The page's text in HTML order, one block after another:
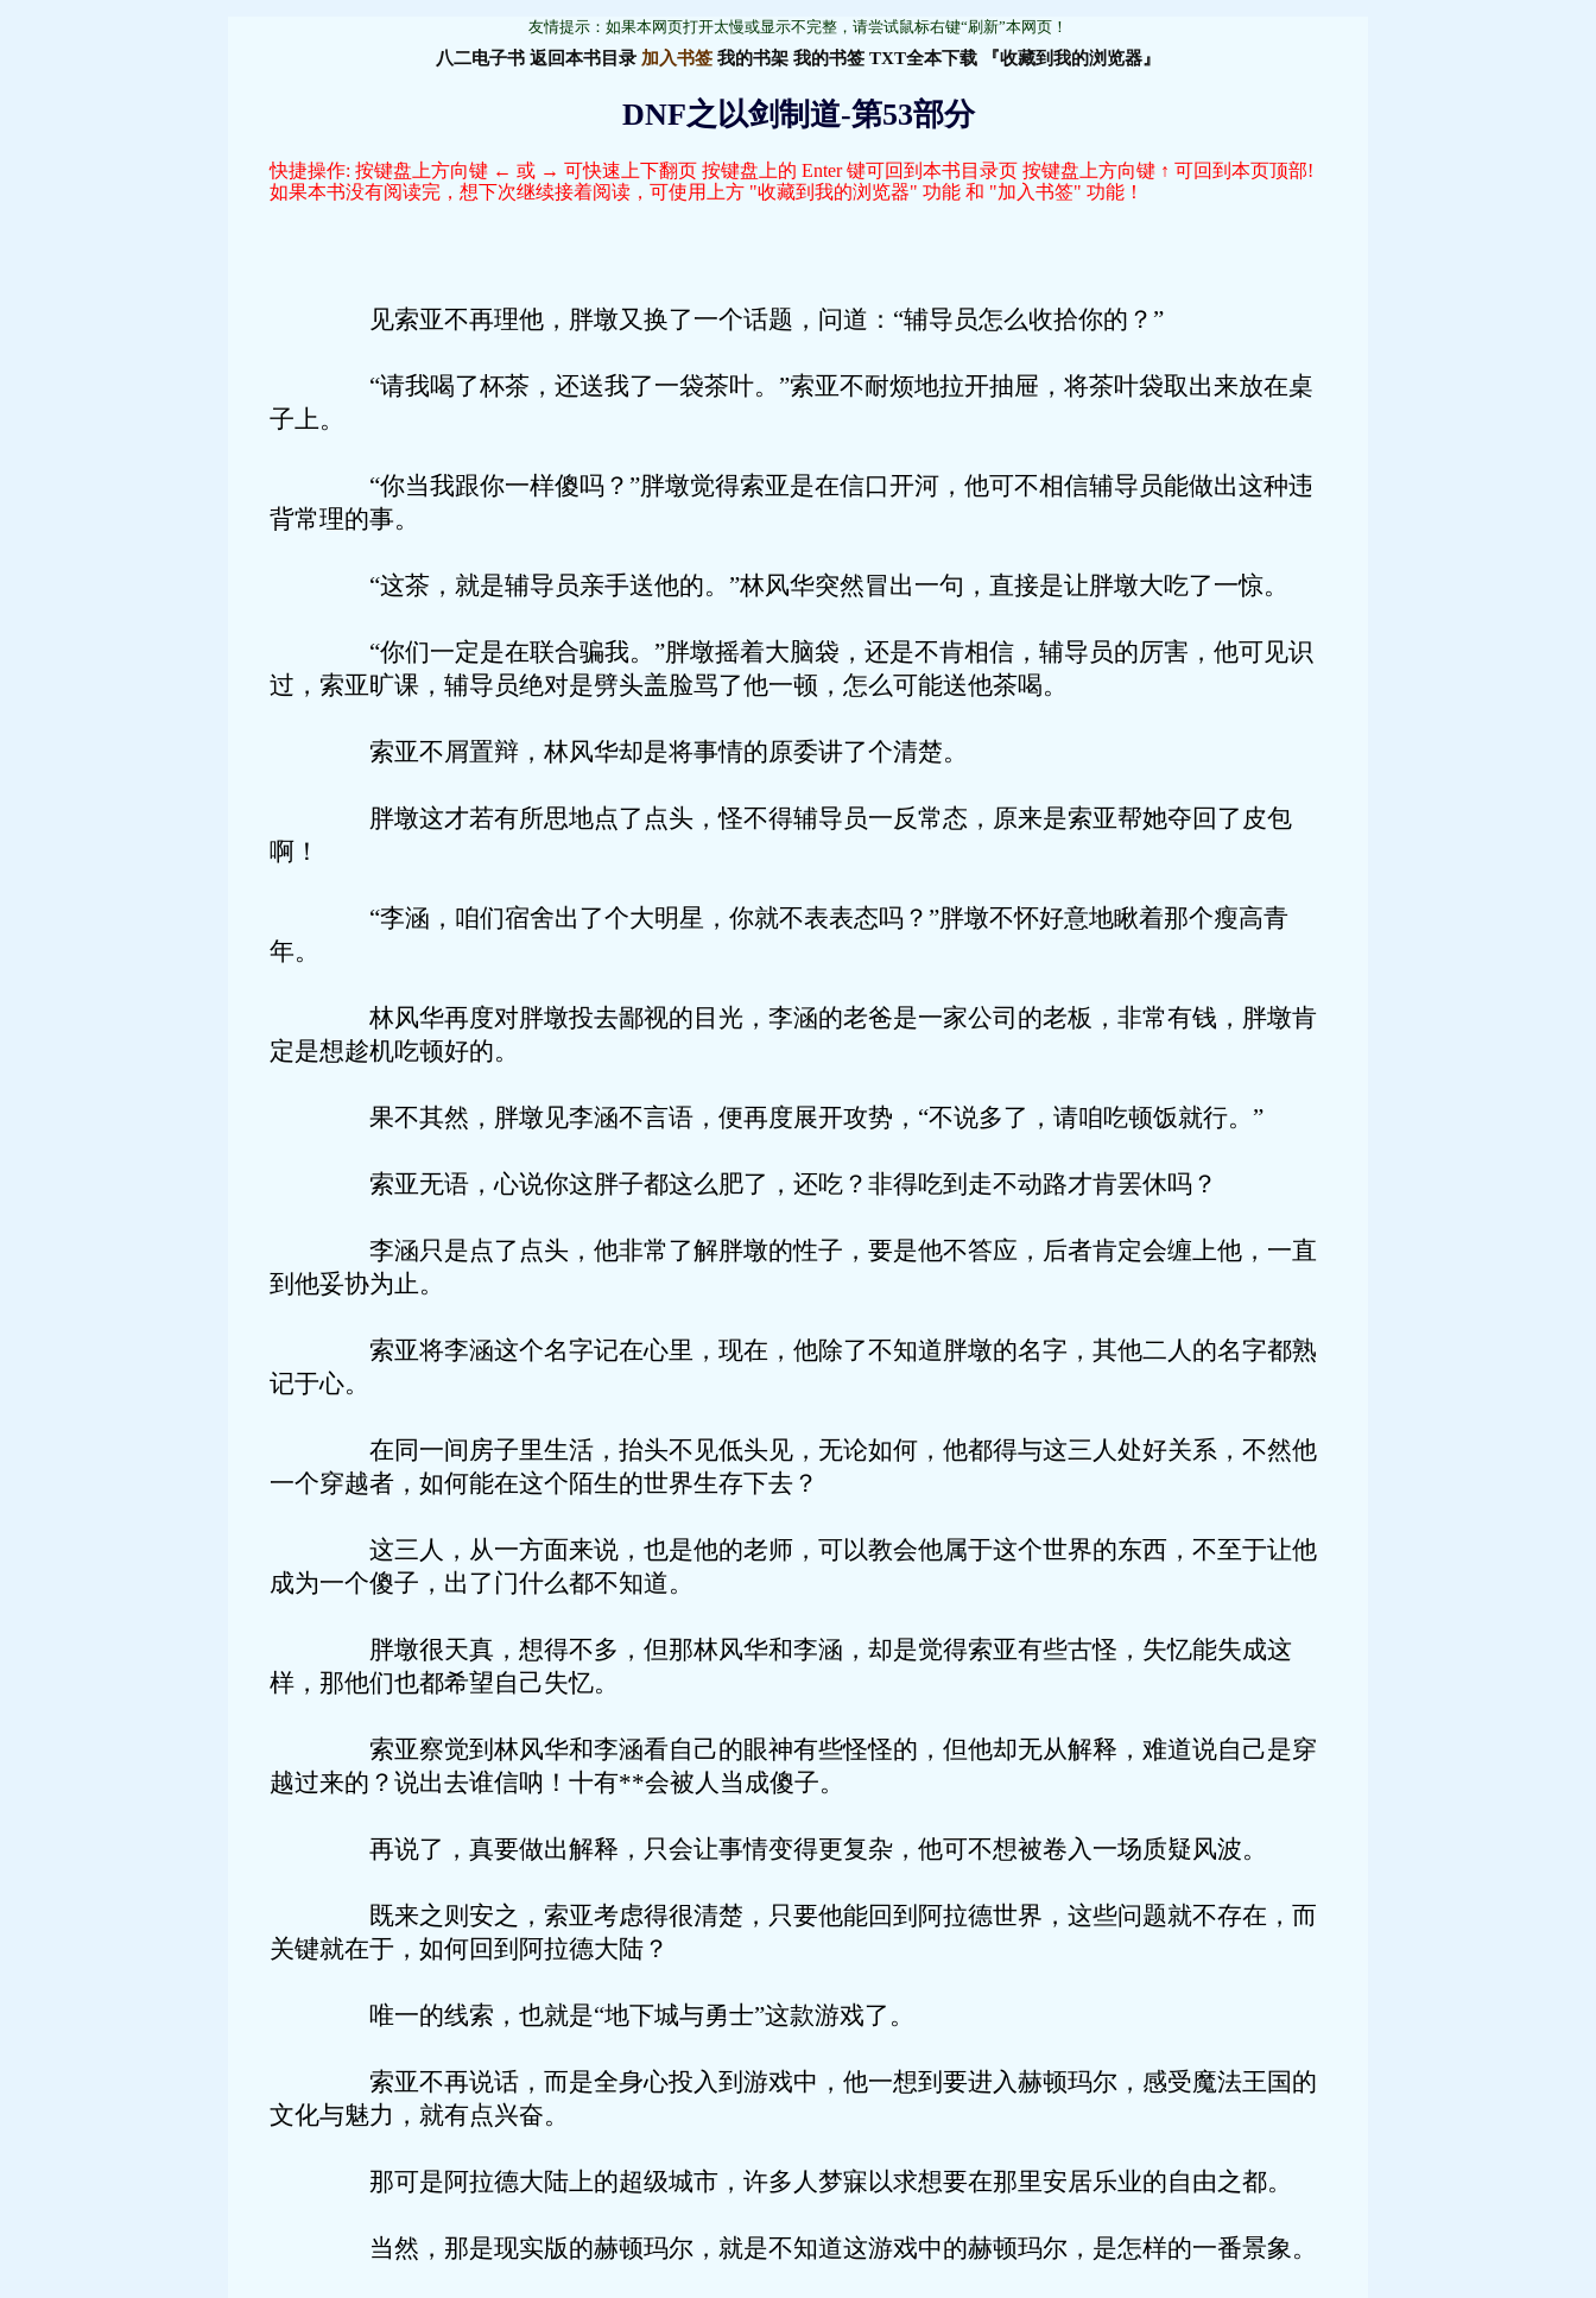
友情提示：如果本网页打开太慢或显示不完整，请尝试鼠标右键“刷新”本网页！
八二电子书 返回本书目录 加入书签 我的书架 我的书签 TXT全本下载 『收藏到我的浏览器』
DNF之以剑制道-第53部分
快捷操作: 按键盘上方向键 ← 或 → 可快速上下翻页 按键盘上的 Enter 键可回到本书目录页 按键盘上方向键 ↑ 可回到本页顶部!
如果本书没有阅读完，想下次继续接着阅读，可使用上方 "收藏到我的浏览器" 功能 和 "加入书签" 功能！
见索亚不再理他，胖墩又换了一个话题，问道：“辅导员怎么收拾你的？”
“请我喝了杯茶，还送我了一袋茶叶。”索亚不耐烦地拉开抽屉，将茶叶袋取出来放在桌
子上。
“你当我跟你一样傻吗？”胖墩觉得索亚是在信口开河，他可不相信辅导员能做出这种违
背常理的事。
“这茶，就是辅导员亲手送他的。”林风华突然冒出一句，直接是让胖墩大吃了一惊。
“你们一定是在联合骗我。”胖墩摇着大脑袋，还是不肯相信，辅导员的厉害，他可见识
过，索亚旷课，辅导员绝对是劈头盖脸骂了他一顿，怎么可能送他茶喝。
索亚不屑置辩，林风华却是将事情的原委讲了个清楚。
胖墩这才若有所思地点了点头，怪不得辅导员一反常态，原来是索亚帮她夺回了皮包
啊！
“李涵，咱们宿舍出了个大明星，你就不表表态吗？”胖墩不怀好意地瞅着那个瘦高青
年。
林风华再度对胖墩投去鄙视的目光，李涵的老爸是一家公司的老板，非常有钱，胖墩肯
定是想趁机吃顿好的。
果不其然，胖墩见李涵不言语，便再度展开攻势，“不说多了，请咱吃顿饭就行。”
索亚无语，心说你这胖子都这么肥了，还吃？非得吃到走不动路才肯罢休吗？
李涵只是点了点头，他非常了解胖墩的性子，要是他不答应，后者肯定会缠上他，一直
到他妥协为止。
索亚将李涵这个名字记在心里，现在，他除了不知道胖墩的名字，其他二人的名字都熟
记于心。
在同一间房子里生活，抬头不见低头见，无论如何，他都得与这三人处好关系，不然他
一个穿越者，如何能在这个陌生的世界生存下去？
这三人，从一方面来说，也是他的老师，可以教会他属于这个世界的东西，不至于让他
成为一个傻子，出了门什么都不知道。
胖墩很天真，想得不多，但那林风华和李涵，却是觉得索亚有些古怪，失忆能失成这
样，那他们也都希望自己失忆。
索亚察觉到林风华和李涵看自己的眼神有些怪怪的，但他却无从解释，难道说自己是穿
越过来的？说出去谁信呐！十有**会被人当成傻子。
再说了，真要做出解释，只会让事情变得更复杂，他可不想被卷入一场质疑风波。
既来之则安之，索亚考虑得很清楚，只要他能回到阿拉德世界，这些问题就不存在，而
关键就在于，如何回到阿拉德大陆？
唯一的线索，也就是“地下城与勇士”这款游戏了。
索亚不再说话，而是全身心投入到游戏中，他一想到要进入赫顿玛尔，感受魔法王国的
文化与魅力，就有点兴奋。
那可是阿拉德大陆上的超级城市，许多人梦寐以求想要在那里安居乐业的自由之都。
当然，那是现实版的赫顿玛尔，就是不知道这游戏中的赫顿玛尔，是怎样的一番景象。